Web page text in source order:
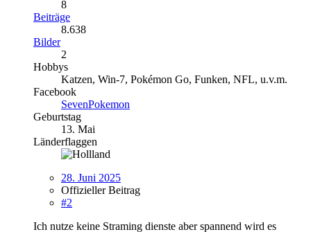
8
Beiträge
8.638
Bilder
2
Hobbys
Katzen, Win-7, Pokémon Go, Funken, NFL, u.v.m.
Facebook
SevenPokemon
Geburtstag
13. Mai
Länderflaggen
28. Juni 2025
Offizieller Beitrag
#2
Ich nutze keine Straming dienste aber spannend wird es